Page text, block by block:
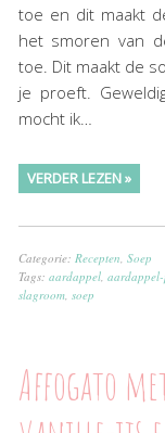
toe en dit maakt
het smoren van
toe. Dit maakt de
je proeft.
mocht ik…
VERDER LEZEN »
Categorie: Recepten Soep
Tags: aardappel, aardappel-
slagroom, soep
Affogato